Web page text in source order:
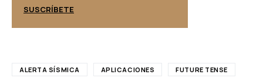
SUSCRÍBETE
ALERTA SÍSMICA APLICACIONES FUTURE TENSE